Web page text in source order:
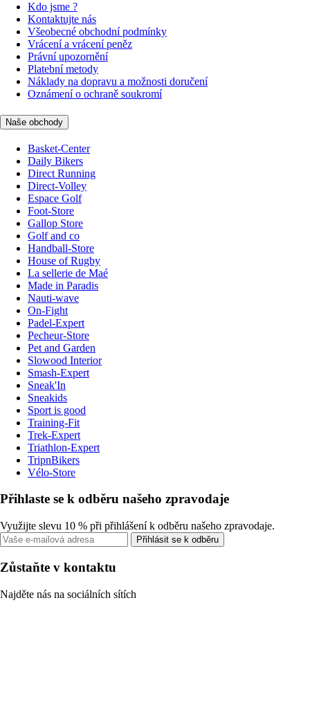
Kdo jsme ?
Kontaktujte nás
Všeobecné obchodní podmínky
Vrácení a vrácení peněz
Právní upozornění
Platební metody
Náklady na dopravu a možnosti doručení
Oznámení o ochraně soukromí
Naše obchody
Basket-Center
Daily Bikers
Direct Running
Direct-Volley
Espace Golf
Foot-Store
Gallop Store
Golf and co
Handball-Store
House of Rugby
La sellerie de Maé
Made in Paradis
Nauti-wave
On-Fight
Padel-Expert
Pecheur-Store
Pet and Garden
Slowood Interior
Smash-Expert
Sneak'In
Sneakids
Sport is good
Training-Fit
Trek-Expert
Triathlon-Expert
TripnBikers
Vélo-Store
Přihlaste se k odběru našeho zpravodaje
Využijte slevu 10 % při přihlášení k odběru našeho zpravodaje.
Přihlásit se k odběru
Zůstaňte v kontaktu
Najděte nás na sociálních sítích